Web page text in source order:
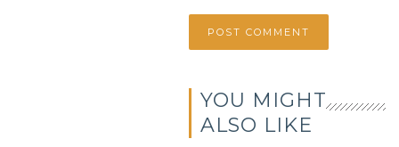
YOU MIGHT
ALSO LIKE